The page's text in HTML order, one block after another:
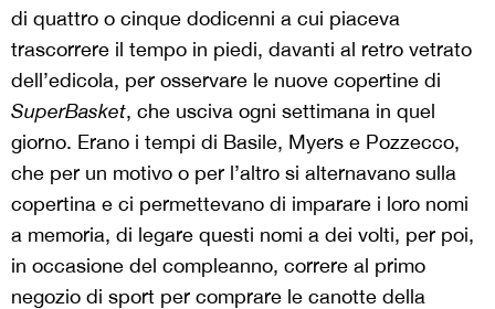
di quattro o cinque dodicenni a cui piaceva
trascorrere il tempo in piedi, davanti al retro vetrato
dell’edicola, per osservare le nuove copertine di
SuperBasket, che usciva ogni settimana in quel
giorno. Erano i tempi di Basile, Myers e Pozzecco,
che per un motivo o per l’altro si alternavano sulla
copertina e ci permettevano di imparare i loro nomi
a memoria, di legare questi nomi a dei volti, per poi,
in occasione del compleanno, correre al primo
negozio di sport per comprare le canotte della